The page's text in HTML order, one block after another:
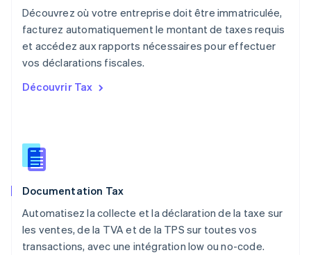
Découvrez où votre entreprise doit être immatriculée,
facturez automatiquement le montant de taxes requis
et accédez aux rapports nécessaires pour effectuer
vos déclarations fiscales.
Découvrir Tax
Documentation Tax
Automatisez la collecte et la déclaration de la taxe sur
les ventes, de la TVA et de la TPS sur toutes vos
transactions, avec une intégration low ou no-code.
Nouvelle-Zélande
Pays-Bas
NederlandsEnglish
Pologne
Portugal
République tchèque
English
English
Royaume-Uni
Singapour
English简体中文